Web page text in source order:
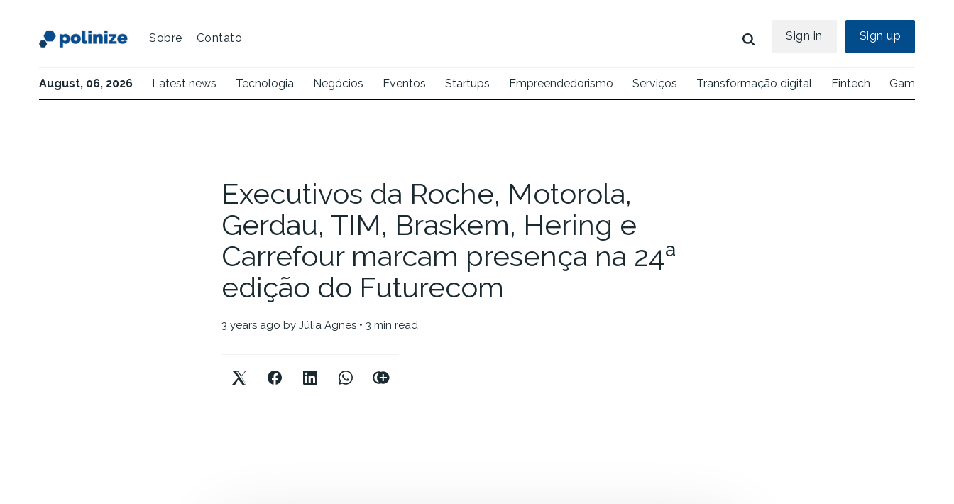
Sobre Contato Sign in Sign up
August, 06, 2026 Latest news Tecnologia Negócios Eventos Startups Empreendedorismo Serviços Transformação digital Fintech Games
Executivos da Roche, Motorola,
Gerdau, TIM, Braskem, Hering e
Carrefour marcam presença na 24ª
edição do Futurecom
3 years ago by Júlia Agnes • 3 min read